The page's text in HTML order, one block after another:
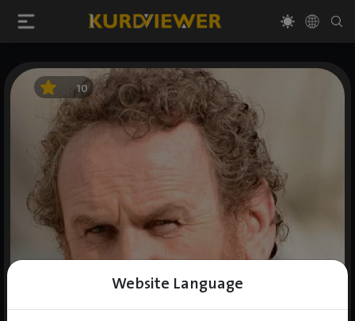
Website Language
10